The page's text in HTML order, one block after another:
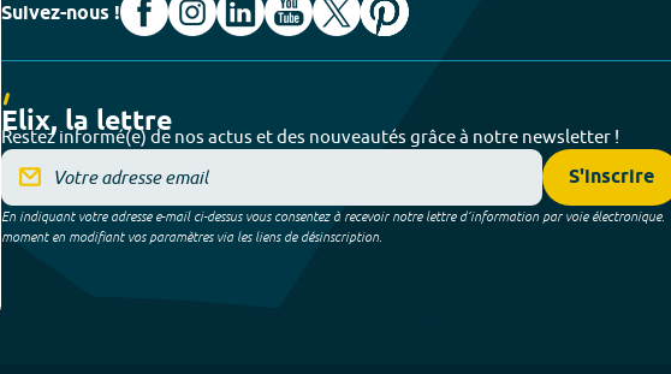
Suivez-nous !
Elix, la lettre
Restez informé(e) de nos actus et des nouveautés grâce à notre newsletter !
S'inscrire
En indiquant votre adresse e-mail ci-dessus vous consentez à recevoir notre lettre d’information par voie électronique.
moment en modifiant vos paramètres via les liens de désinscription.